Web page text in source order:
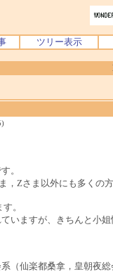
ツリー表示
。
，Zさま以外にも多くの
。
いますが、きちんと小
（仙楽都桑拿，皇朝夜